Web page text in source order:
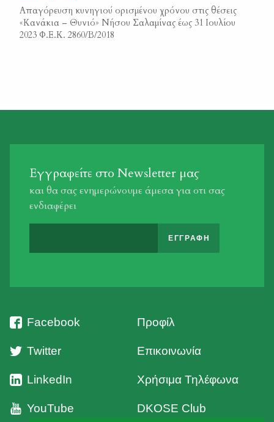
Απαγόρευση κυνηγιού ορισμένου χρόνου στις θέσεις
«Κανάκια – Θυνιό» Νήσου Σαλαμίνας έως 31 Ιουλίου
2023 Φ.Ε.Κ. 2860/Β/2018
Εγγραφείτε στο Newsletter μας
και θα σας ενημερώνουμε άμεσα για οτι σας
ενδιαφέρει
Facebook
Twitter
LinkedIn
YouTube
Προφίλ
Επικοινωνία
Χρήσιμα Τηλέφωνα
DKOSE Club